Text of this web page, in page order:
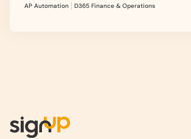
AP Automation D365 Finance & Operations